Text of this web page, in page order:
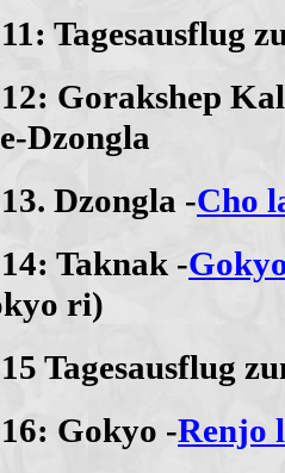
Tagesausflug
Gorakshep
Dzongla
Dzongla -Cho
Taknak -
ri)
Tagesausflug
Gokyo -Renjo